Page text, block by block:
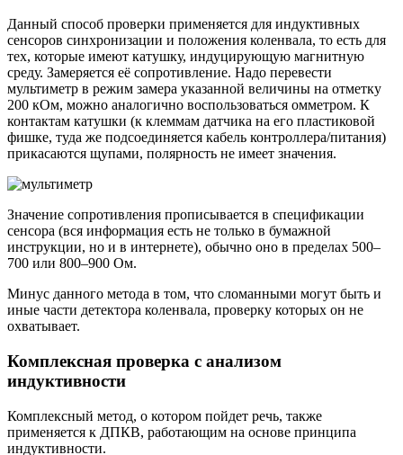
Данный способ проверки применяется для индуктивных
сенсоров синхронизации и положения коленвала, то есть для
тех, которые имеют катушку, индуцирующую магнитную
среду. Замеряется её сопротивление. Надо перевести
мультиметр в режим замера указанной величины на отметку
200 кОм, можно аналогично воспользоваться омметром. К
контактам катушки (к клеммам датчика на его пластиковой
фишке, туда же подсоединяется кабель контроллера/питания)
прикасаются щупами, полярность не имеет значения.
Значение сопротивления прописывается в спецификации
сенсора (вся информация есть не только в бумажной
инструкции, но и в интернете), обычно оно в пределах 500–
700 или 800–900 Ом.
Минус данного метода в том, что сломанными могут быть и
иные части детектора коленвала, проверку которых он не
охватывает.
Комплексная проверка с анализом
индуктивности
Комплексный метод, о котором пойдет речь, также
применяется к ДПКВ, работающим на основе принципа
индуктивности.